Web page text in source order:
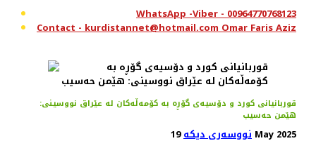
WhatsApp -Viber - 00964770768123
Contact - kurdistannet@hotmail.com Omar Faris Aziz
قوربانیانی كورد و دۆسیەی گۆڕە بە كۆمەڵەكان لە عێراق نووسینی:
هێمن حەسیب
نووسەری دیکە 19 May 2025